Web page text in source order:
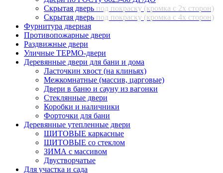
Скрытая дверь под покраску (кромка с 2х сторон)
Скрытая дверь под покраску (кромка с 4х сторон)
Фурнитура дверная
Противопожарные двери
Раздвижные двери
Уличные ТЕРМО-двери
Деревянные двери для бани и дома
Ласточкин хвост (на клиньях)
Межкомнатные (массив, царговые)
Двери в баню и сауну из вагонки
Стеклянные двери
Коробки и наличники
Форточки для бани
Деревянные утепленные двери
ЩИТОВЫЕ каркасные
ЩИТОВЫЕ со стеклом
ЗИМА с массивом
Двустворчатые
Для участка и сада